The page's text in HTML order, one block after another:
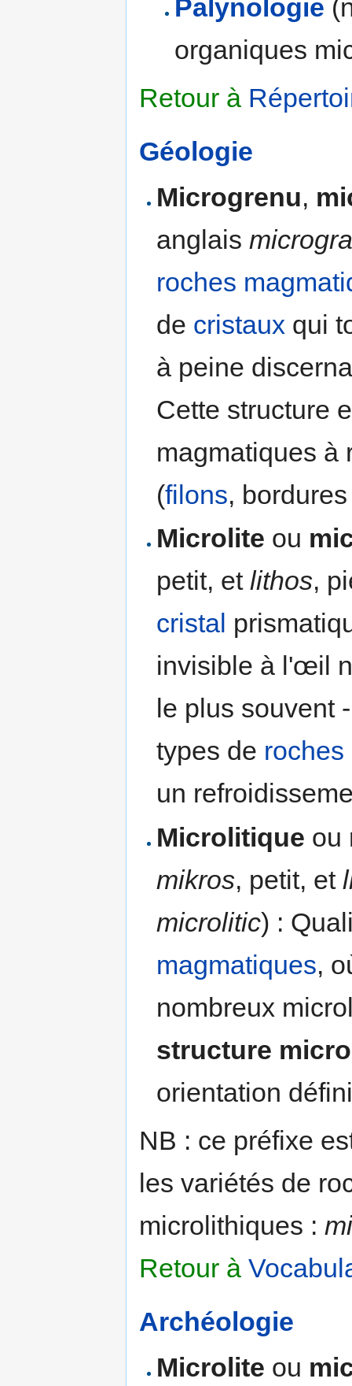
Palynologie
organiques
Retour à
Géologie
Microgrenu,
anglais
roches
de cristaux qui
à peine
Cette structure
magmatiques à
(filons,
Microlite ou
petit, etlithos,
cristal
invisible à l'œil
le plus souvent
types de
un
Microlitique ou
mikros, petit, et
microlitic) :
magmatiques,
nombreux
structure
orientation
NB : ce préfixe
les variétés de
microlithiques :
Retour à
Archéologie
Microlite ou